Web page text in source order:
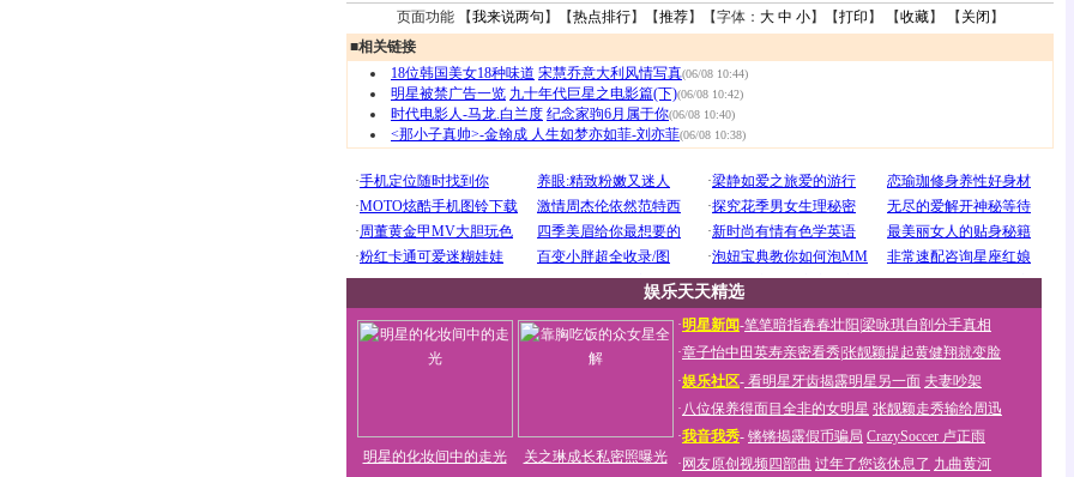
页面功能 【我来说两句 】【热点排行】【推荐】【字体： 大 中 小】【打印 】 【收藏】 【 关闭 】
■相关链接
18位韩国美女18种味道 宋慧乔意大利风情写真(06/08 10:44)
明星被禁广告一览 九十年代巨星之电影篇(下)(06/08 10:42)
时代电影人-马龙.白兰度 纪念家驹6月属于你(06/08 10:40)
<那小子真帅>-金翰成 人生如梦亦如菲-刘亦菲(06/08 10:38)
娱乐天天精选
明星的化妆间中的走光 关之琳成长私密照曝光
·明星新闻-笔笔暗指春春壮阳 梁咏琪自剖分手真相
·章子怡中田英寿亲密看秀张靓颖提起黄健翔就变脸
·娱乐社区- 看明星牙齿揭露明星另一面 夫妻吵架
·八位保养得面目全非的女明星 张靓颖走秀输给周迅
·我音我秀- 锵锵揭露假币骗局 CrazySoccer 卢正雨
· 网友原创视频四部曲 过年了您该休息了 九曲黄河